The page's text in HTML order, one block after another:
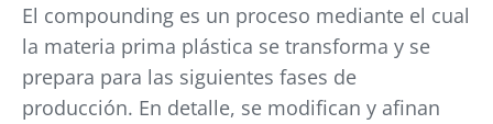
El compounding es un proceso mediante el cual
la materia prima plástica se transforma y se
prepara para las siguientes fases de
producción. En detalle, se modifican y afinan